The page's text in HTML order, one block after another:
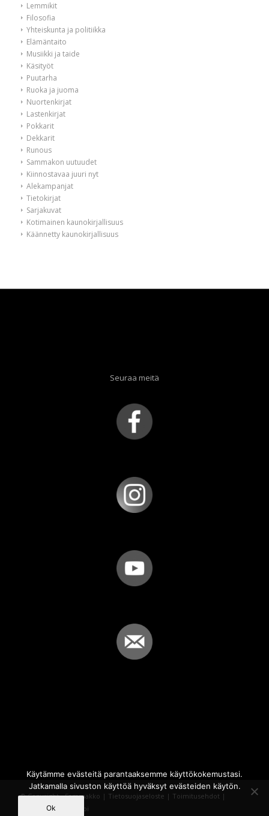
Lemmikit
Filosofia
Yhteiskunta ja politiikka
Elämäntaito
Musiikki ja taide
Käsityöt
Puutarha
Ruoka ja juoma
Nuortenkirjat
Lastenkirjat
Pokkarit
Dekkarit
Runous
Sammakon uutuudet
Kiinnostavaa juuri nyt
Alekampanjat
Tietokirjat
Sarjakuvat
Kotimainen kaunokirjallisuus
Käännetty kaunokirjallisuus
Seuraa meitä
© Copyright - Sammakko | Tietosuojaseloste | Toimitusehdot |
Powered by
iQWebbi
Käytämme evästeitä parantaaksemme käyttökokemustasi.
Jatkamalla sivuston käyttöä hyväksyt evästeiden käytön.
Ok